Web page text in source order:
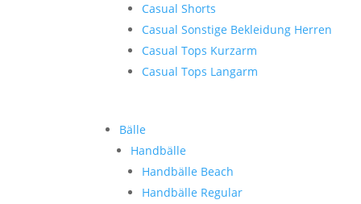
Casual Shorts
Casual Sonstige Bekleidung Herren
Casual Tops Kurzarm
Casual Tops Langarm
Bälle
Handbälle
Handbälle Beach
Handbälle Regular